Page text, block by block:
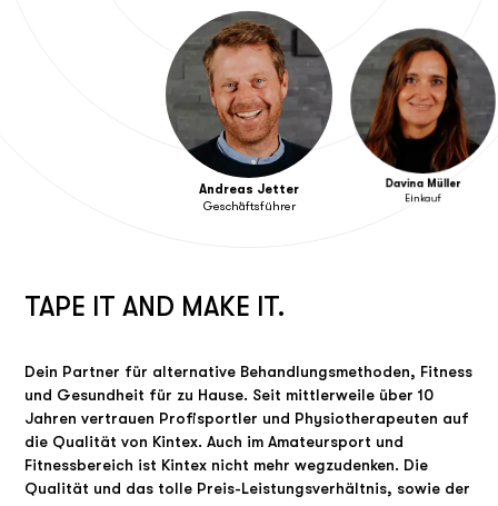
Andreas Jetter
Geschäftsführer
Davina Müller
Einkauf
TAPE IT AND MAKE IT.
Dein Partner für alternative Behandlungsmethoden, Fitness
und Gesundheit für zu Hause. Seit mittlerweile über 10
Jahren vertrauen Profisportler und Physiotherapeuten auf
die Qualität von Kintex. Auch im Amateursport und
Fitnessbereich ist Kintex nicht mehr wegzudenken. Die
Qualität und das tolle Preis-Leistungsverhältnis, sowie der